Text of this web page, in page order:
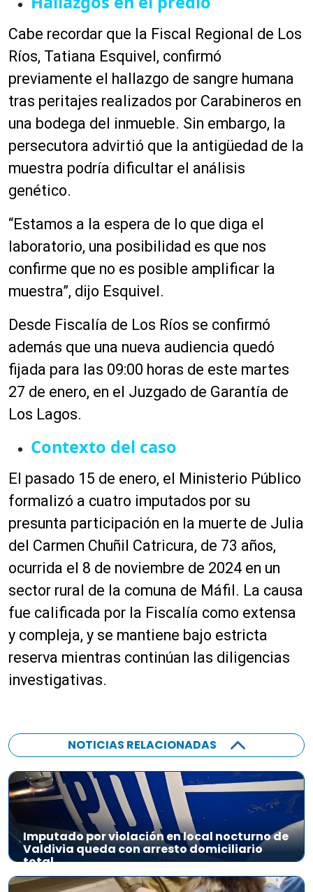
Cabe recordar que la Fiscal Regional de Los
Ríos, Tatiana Esquivel, confirmó
previamente el hallazgo de sangre humana
tras peritajes realizados por Carabineros en
una bodega del inmueble. Sin embargo, la
persecutora advirtió que la antigüedad de la
muestra podría dificultar el análisis
genético.
“Estamos a la espera de lo que diga el
laboratorio, una posibilidad es que nos
confirme que no es posible amplificar la
muestra”, dijo Esquivel.
Desde Fiscalía de Los Ríos se confirmó
además que una nueva audiencia quedó
fijada para las 09:00 horas de este martes
27 de enero, en el Juzgado de Garantía de
Los Lagos.
Contexto del caso
El pasado 15 de enero, el Ministerio Público
formalizó a cuatro imputados por su
presunta participación en la muerte de Julia
del Carmen Chuñil Catricura, de 73 años,
ocurrida el 8 de noviembre de 2024 en un
sector rural de la comuna de Máfil. La causa
fue calificada por la Fiscalía como extensa
y compleja, y se mantiene bajo estricta
reserva mientras continúan las diligencias
investigativas.
NOTICIAS RELACIONADAS
Imputado por violación en local nocturno de
Valdivia queda con arresto domiciliario
total